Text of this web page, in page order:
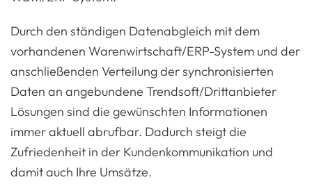
Durch den ständigen Datenabgleich mit dem
vorhandenen Warenwirtschaft/ERP-System und der
anschließenden Verteilung der synchronisierten
Daten an angebundene Trendsoft/Drittanbieter
Lösungen sind die gewünschten Informationen
immer aktuell abrufbar. Dadurch steigt die
Zufriedenheit in der Kundenkommunikation und
damit auch Ihre Umsätze.